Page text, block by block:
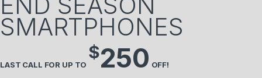
SMARTPHONES
LAST CALL FOR UP TO
$250 OFF!